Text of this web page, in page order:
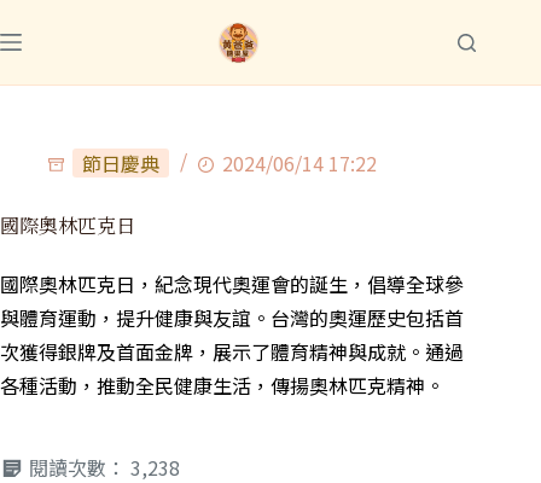
節日慶典 2024/06/14 17:22
國際奧林匹克日
國際奧林匹克日，紀念現代奧運會的誕生，倡導全球參
與體育運動，提升健康與友誼。台灣的奧運歷史包括首
次獲得銀牌及首面金牌，展示了體育精神與成就。通過
各種活動，推動全民健康生活，傳揚奧林匹克精神。
閱讀次數： 3,238